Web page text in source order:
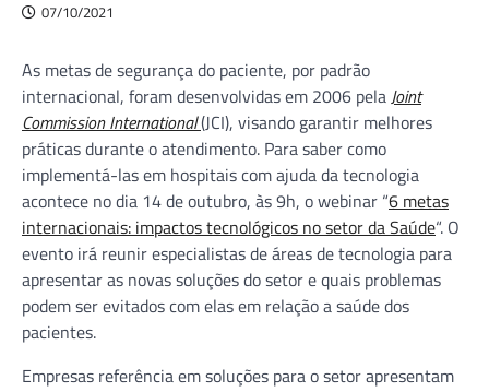
07/10/2021
As metas de segurança do paciente, por padrão
internacional, foram desenvolvidas em 2006 pela Joint
Commission International(JCI), visando garantir melhores
práticas durante o atendimento. Para saber como
implementá-las em hospitais com ajuda da tecnologia
acontece no dia 14 de outubro, às 9h, o webinar “6 metas
internacionais: impactos tecnológicos no setor da Saúde“. O
evento irá reunir especialistas de áreas de tecnologia para
apresentar as novas soluções do setor e quais problemas
podem ser evitados com elas em relação a saúde dos
pacientes.
Empresas referência em soluções para o setor apresentam